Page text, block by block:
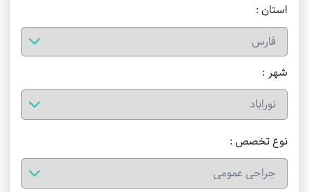
استان :
شهر :
نوع تخصص :